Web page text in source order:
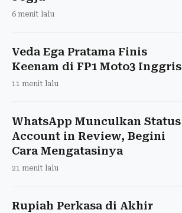
6 menit lalu
Veda Ega Pratama Finis
Keenam di FP1 Moto3 Inggris
11 menit lalu
WhatsApp Munculkan Status
Account in Review, Begini
Cara Mengatasinya
21 menit lalu
Rupiah Perkasa di Akhir